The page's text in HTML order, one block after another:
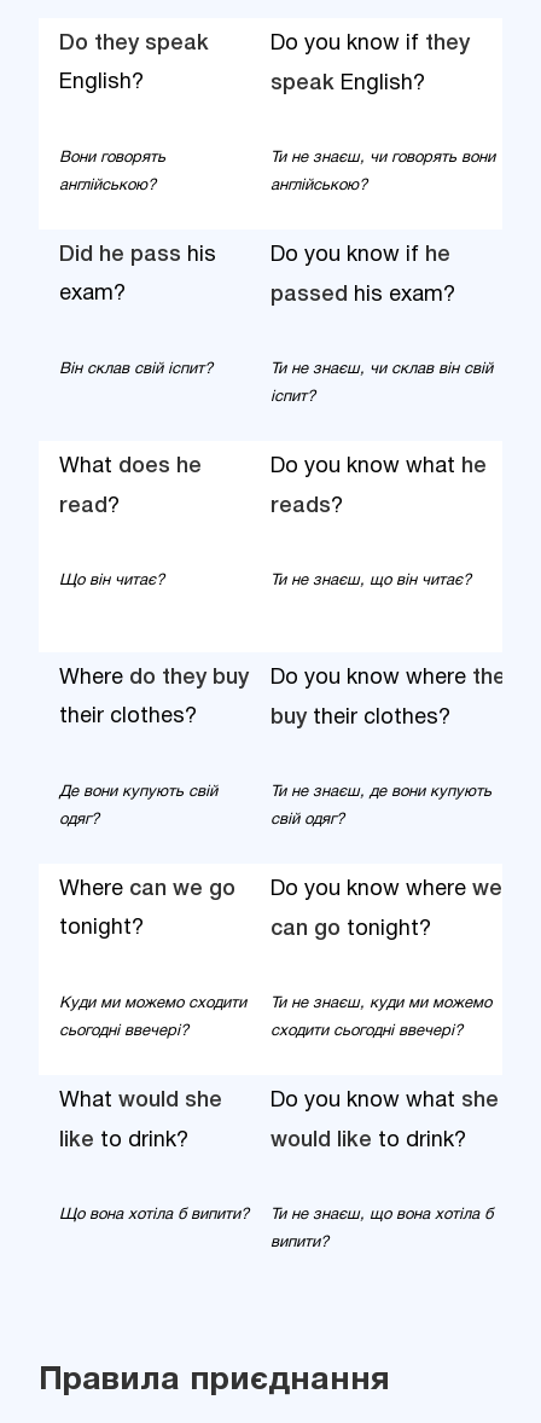
Do they speak
English?
Вони говорять
англійською?
Do you know if they
speak English?
Ти не знаєш, чи говорять вони
англійською?
Did he pass his
exam?
Він склав свій іспит?
Do you know if he
passed his exam?
Ти не знаєш, чи склав він свій
іспит?
What does he
read ?
Що він читає?
Do you know what he
reads?
Ти не знаєш, що він читає?
Where do they buy
their clothes?
Де вони купують свій
одяг?
Do you know where they
buytheir clothes?
Ти не знаєш, де вони купують
свій одяг?
Where can we go
tonight?
Куди ми можемо сходити
сьогодні ввечері?
Do you know wherewe
can go tonight?
Ти не знаєш, куди ми можемо
сходити сьогодні ввечері?
Whatwould she
like to drink?
Що вона хотіла б випити?
Do you know what she
would like to drink?
Ти не знаєш, що вона хотіла б
випити?
Правила приєднання